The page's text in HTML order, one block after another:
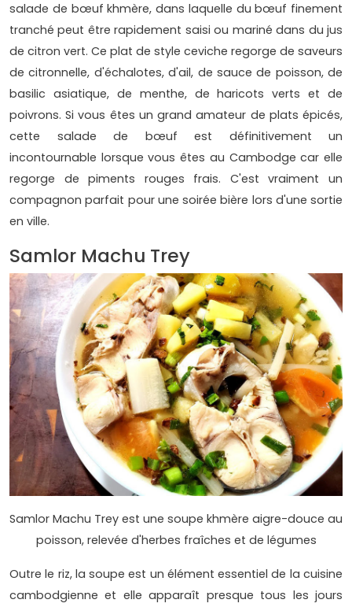
salade de bœuf khmère, dans laquelle du bœuf finement
tranché peut être rapidement saisi ou mariné dans du jus
de citron vert. Ce plat de style ceviche regorge de saveurs
de citronnelle, d'échalotes, d'ail, de sauce de poisson, de
basilic asiatique, de menthe, de haricots verts et de
poivrons. Si vous êtes un grand amateur de plats épicés,
cette salade de bœuf est définitivement un
incontournable lorsque vous êtes au Cambodge car elle
regorge de piments rouges frais. C'est vraiment un
compagnon parfait pour une soirée bière lors d'une sortie
en ville.
Samlor Machu Trey
Samlor Machu Trey est une soupe khmère aigre-douce au
poisson, relevée d'herbes fraîches et de légumes
Outre le riz, la soupe est un élément essentiel de la cuisine
cambodgienne et elle apparaît presque tous les jours